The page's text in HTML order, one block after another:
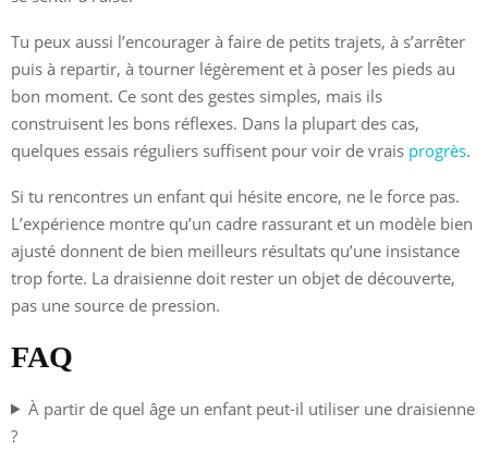
Tu peux aussi l’encourager à faire de petits trajets, à s’arrêter
puis à repartir, à tourner légèrement et à poser les pieds au
bon moment. Ce sont des gestes simples, mais ils
construisent les bons réflexes. Dans la plupart des cas,
quelques essais réguliers suffisent pour voir de vrais progrès.
Si tu rencontres un enfant qui hésite encore, ne le force pas.
L’expérience montre qu’un cadre rassurant et un modèle bien
ajusté donnent de bien meilleurs résultats qu’une insistance
trop forte. La draisienne doit rester un objet de découverte,
pas une source de pression.
FAQ
À partir de quel âge un enfant peut-il utiliser une draisienne
?